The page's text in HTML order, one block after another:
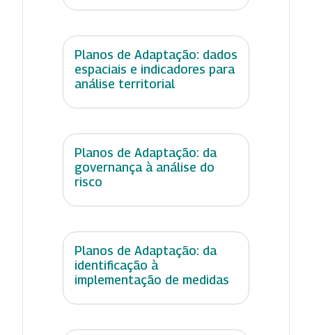
Planos de Adaptação: dados
espaciais e indicadores para
análise territorial
Planos de Adaptação: da
governança à análise do
risco
Planos de Adaptação: da
identificação à
implementação de medidas